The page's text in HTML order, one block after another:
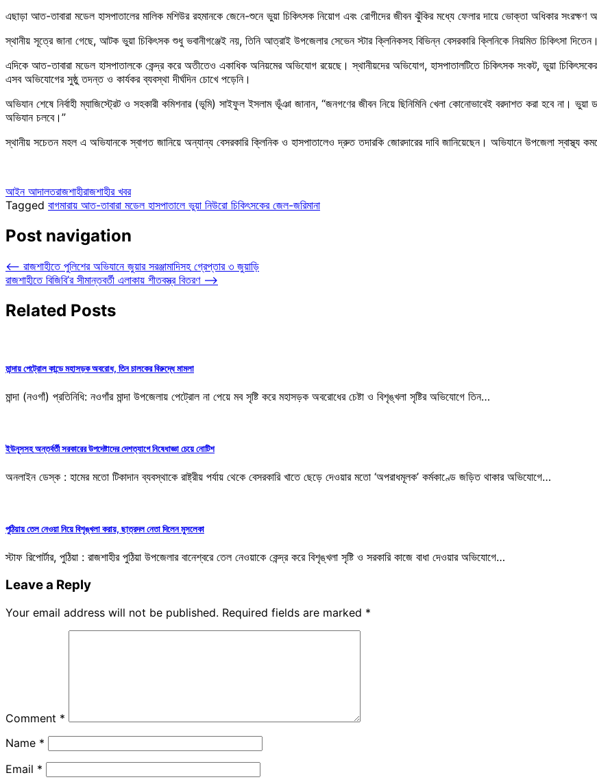
এছাড়া আত-তাবারা মডেল হাসপাতালের মালিক মশিউর রহমানকে জেনে-শুনে ভুয়া চিকিৎসক নিয়োগ এবং রোগীদের জীবন ঝুঁকির মধ্যে ফেলার দায়ে ভোক্তা অধিকার
স্থানীয় সূত্রে জানা গেছে, আটক ভুয়া চিকিৎসক শুধু ভবানীগঞ্জেই নয়, তিনি আত্রাই উপজেলার সেভেন স্টার ক্লিনিকসহ বিভিন্ন বেসরকারি ক্লিনিকে নিয়মিত চিকিৎসা দিতেন।
এদিকে আত-তাবারা মডেল হাসপাতালকে কেন্দ্র করে অতীতেও একাধিক অনিয়মের অভিযোগ রয়েছে। স্থানীয়দের অভিযোগ, হাসপাতালটিতে চিকিৎসক সংকট, ভুয়া
এসব অভিযোগের সুষ্ঠু তদন্ত ও কার্যকর ব্যবস্থা দীর্ঘদিন চোখে পড়েনি।
অভিযান শেষে নির্বাহী ম্যাজিস্ট্রেট ও সহকারী কমিশনার (ভূমি) সাইফুল ইসলাম ভূঁঞা জানান, “জনগণের জীবন নিয়ে ছিনিমিনি খেলা কোনোভাবেই বরদাশত করা হবে না।
অভিযান চলবে।”
স্থানীয় সচেতন মহল এ অভিযানকে স্বাগত জানিয়ে অন্যান্য বেসরকারি ক্লিনিক ও হাসপাতালেও দ্রুত তদারকি জোরদারের দাবি জানিয়েছেন। অভিযানে উপজেলা
আইন আদালতরাজশাহীরাজশাহীর খবর
Tagged বাগমারায় আত-তাবারা মডেল হাসপাতালে ভুয়া নিউরো চিকিৎসকের জেল-জরিমানা
Post navigation
⟵ রাজশাহীতে পুলিশের অভিযানে জুয়ার সরঞ্জামাদিসহ গ্রেপ্তার ৩ জুয়াড়ি
রাজশাহীতে বিজিবি’র সীমান্তবর্তী এলাকায় শীতবস্ত্র বিতরণ ⟶
Related Posts
মান্দায় পেট্রোল কান্ডে মহাসড়ক অবরোধ, তিন চালকের বিরুদ্ধে মামলা
মান্দা (নওগাঁ) প্রতিনিধি: নওগাঁর মান্দা উপজেলায় পেট্রোল না পেয়ে মব সৃষ্টি করে মহাসড়ক অবরোধের চেষ্টা ও বিশৃঙ্খলা সৃষ্টির অভিযোগে তিন…
ইউনূসসহ অন্তর্বর্তী সরকারের উপদেষ্টাদের দেশত্যাগে নিষেধাজ্ঞা চেয়ে নোটিশ
অনলাইন ডেস্ক : হামের মতো টিকাদান ব্যবস্থাকে রাষ্ট্রীয় পর্যায় থেকে বেসরকারি খাতে ছেড়ে দেওয়ার মতো ‘অপরাধমূলক’ কর্মকাণ্ডে জড়িত থাকার অভিযোগে…
পুঠিয়ায় তেল নেওয়া নিয়ে বিশৃঙ্খলা করায়, ছাত্রদল নেতা দিলেন মুসলেকা
স্টাফ রিপোর্টার, পুঠিয়া : রাজশাহীর পুঠিয়া উপজেলার বানেশ্বরে তেল নেওয়াকে কেন্দ্র করে বিশৃঙ্খলা সৃষ্টি ও সরকারি কাজে বাধা দেওয়ার অভিযোগে…
Leave a Reply
Your email address will not be published. Required fields are marked *
Comment *
Name *
Email *